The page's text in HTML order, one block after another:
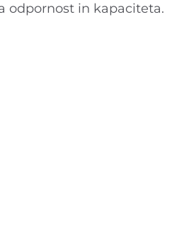
odpornost in kapaciteta.